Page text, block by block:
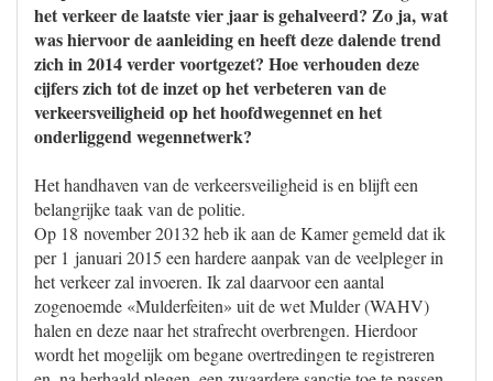
het verkeer de laatste vier jaar is gehalveerd? Zo ja, wat
was hiervoor de aanleiding en heeft deze dalende trend
zich in 2014 verder voortgezet? Hoe verhouden deze
cijfers zich tot de inzet op het verbeteren van de
verkeersveiligheid op het hoofdwegennet en het
onderliggend wegennetwerk?
Het handhaven van de verkeersveiligheid is en blijft een
belangrijke taak van de politie.
Op 18 november 20132 heb ik aan de Kamer gemeld dat ik
per 1 januari 2015 een hardere aanpak van de veelpleger in
het verkeer zal invoeren. Ik zal daarvoor een aantal
zogenoemde «Mulderfeiten» uit de wet Mulder (WAHV)
halen en deze naar het strafrecht overbrengen. Hierdoor
wordt het mogelijk om begane overtredingen te registreren